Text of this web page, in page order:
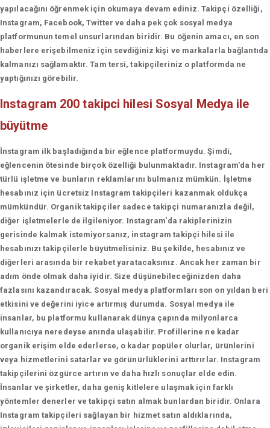
yapılacağını öğrenmek için okumaya devam ediniz. Takipçi özelliği,
Instagram, Facebook, Twitter ve daha pek çok sosyal medya
platformunun temel unsurlarından biridir. Bu öğenin amacı, en son
haberlere erişebilmeniz için sevdiğiniz kişi ve markalarla bağlantıda
kalmanızı sağlamaktır. Tam tersi, takipçileriniz o platformda ne
yaptığınızı görebilir.
Instagram 200 takipci hilesi Sosyal Medya ile
büyütme
İnstagram ilk başladığında bir eğlence platformuydu. Şimdi,
eğlencenin ötesinde birçok özelliği bulunmaktadır. Instagram'da her
türlü işletme ve bunların reklamlarını bulmanız mümkün. İşletme
hesabınız için ücretsiz Instagram takipçileri kazanmak oldukça
mümkündür. Organik takipçiler sadece takipçi numaranızla değil,
diğer işletmelerle de ilgileniyor. Instagram'da rakiplerinizin
gerisinde kalmak istemiyorsanız, instagram takipçi hilesi ile
hesabınızı takipçilerle büyütmelisiniz. Bu şekilde, hesabınız ve
diğerleri arasında bir rekabet yaratacaksınız. Ancak her zaman bir
adım önde olmak daha iyidir. Size düşünebileceğinizden daha
fazlasını kazandıracak. Sosyal medya platformları son on yıldan beri
etkisini ve değerini iyice artırmış durumda. Sosyal medya ile
insanlar, bu platformu kullanarak dünya çapında milyonlarca
kullanıcıya neredeyse anında ulaşabilir. Profillerine ne kadar
organik erişim elde ederlerse, o kadar popüler olurlar, ürünlerini
veya hizmetlerini satarlar ve görünürlüklerini arttırırlar. Instagram
takipçilerini özgürce artırın ve daha hızlı sonuçlar elde edin.
İnsanlar ve şirketler, daha geniş kitlelere ulaşmak için farklı
yöntemler denerler ve takipçi satın almak bunlardan biridir. Onlara
Instagram takipçileri sağlayan bir hizmet satın aldıklarında,